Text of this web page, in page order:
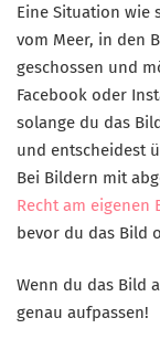
Eine Situation wie
vom Meer, in den
geschossen und
Facebook oder
solange du das
und entscheidest
Bei Bildern mit
Recht am eigenen
bevor du das Bild
Wenn du das Bild
genau aufpassen!